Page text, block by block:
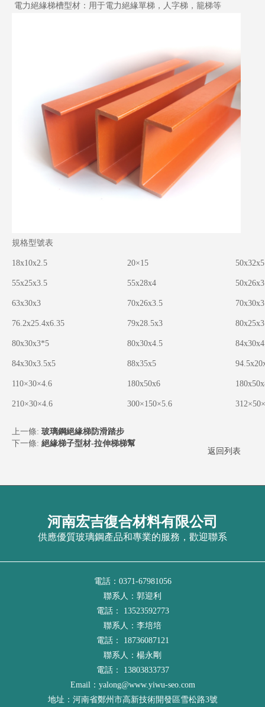
電力絕緣梯槽型材：用于電力絕緣單梯，人字梯，籠梯等
規格型號表
18x10x2.5 20×15 50x32x5
55x25x3.5 55x28x4
63x30x3 70x26x3.5
76.2x25.4x6.35 79x28.5x3 80x25x3
80x30x3*5 80x30x4.5 84x30x4
84x30x3.5x5 88x35x5
110×30×4.6 180x50x6
210×30×4.6 300×150×5.6
上一條: 玻璃鋼絕緣梯防滑踏步
下一條: 絕緣梯子型材-拉伸梯梯幫
返回列表
河南宏吉復合材料有限公司
供應優質玻璃鋼產品和專業的服務，歡迎聯系
電話：0371-67981056
聯系人：郭迎利
電話： 13523592773
聯系人：李培培
電話： 18736087121
聯系人：楊永剛
電話： 13803833737
Email：yalong@www.yiwu-seo.com
地址：河南省鄭州市高新技術開發區雪松路3號